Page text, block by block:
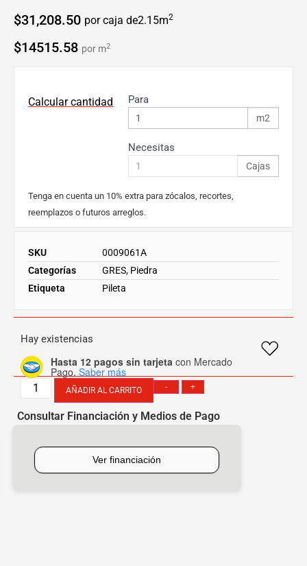
$31,208.50 por caja de2.15m2
$14515.58 por m2
Calcular cantidad Para
m2
Necesitas
Cajas
Tenga en cuenta un 10% extra para zócalos, recortes,
reemplazos o futuros arreglos.
SKU
0009061A
Categorías
GRES, Piedra
Etiqueta
Pileta
Hay existencias
Hasta 12 pagos sin tarjeta con Mercado
Pago. Saber más
- +
AÑADIR AL CARRITO
Consultar Financiación y Medios de Pago